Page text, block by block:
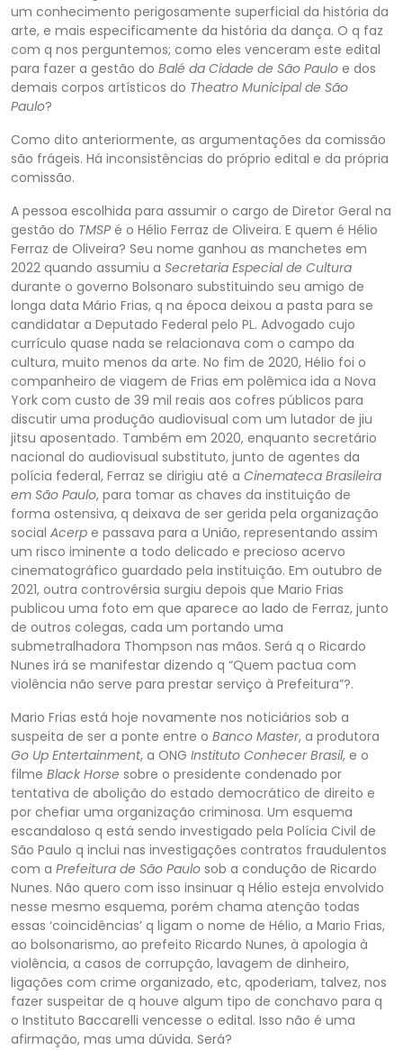
um conhecimento perigosamente superficial da história da
arte, e mais especificamente da história da dança. O q faz
com q nos perguntemos; como eles venceram este edital
para fazer a gestão do Balé da Cidade de São Paulo e dos
demais corpos artísticos do Theatro Municipal de São
Paulo?
Como dito anteriormente, as argumentações da comissão
são frágeis. Há inconsistências do próprio edital e da própria
comissão.
A pessoa escolhida para assumir o cargo de Diretor Geral na
gestão do TMSP é o Hélio Ferraz de Oliveira. E quem é Hélio
Ferraz de Oliveira? Seu nome ganhou as manchetes em
2022 quando assumiu a Secretaria Especial de Cultura
durante o governo Bolsonaro substituindo seu amigo de
longa data Mário Frias, q na época deixou a pasta para se
candidatar a Deputado Federal pelo PL. Advogado cujo
currículo quase nada se relacionava com o campo da
cultura, muito menos da arte. No fim de 2020, Hélio foi o
companheiro de viagem de Frias em polêmica ida a Nova
York com custo de 39 mil reais aos cofres públicos para
discutir uma produção audiovisual com um lutador de jiu
jitsu aposentado. Também em 2020, enquanto secretário
nacional do audiovisual substituto, junto de agentes da
polícia federal, Ferraz se dirigiu até a Cinemateca Brasileira
em São Paulo, para tomar as chaves da instituição de
forma ostensiva, q deixava de ser gerida pela organização
social Acerp e passava para a União, representando assim
um risco iminente a todo delicado e precioso acervo
cinematográfico guardado pela instituição. Em outubro de
2021, outra controvérsia surgiu depois que Mario Frias
publicou uma foto em que aparece ao lado de Ferraz, junto
de outros colegas, cada um portando uma
submetralhadora Thompson nas mãos. Será q o Ricardo
Nunes irá se manifestar dizendo q “Quem pactua com
violência não serve para prestar serviço à Prefeitura”?.
Mario Frias está hoje novamente nos noticiários sob a
suspeita de ser a ponte entre o Banco Master, a produtora
Go Up Entertainment, a ONG Instituto Conhecer Brasil, e o
filme Black Horse sobre o presidente condenado por
tentativa de abolição do estado democrático de direito e
por chefiar uma organização criminosa. Um esquema
escandaloso q está sendo investigado pela Polícia Civil de
São Paulo q inclui nas investigações contratos fraudulentos
com a Prefeitura de São Paulo sob a condução de Ricardo
Nunes. Não quero com isso insinuar q Hélio esteja envolvido
nesse mesmo esquema, porém chama atenção todas
essas ‘coincidências’ q ligam o nome de Hélio, a Mario Frias,
ao bolsonarismo, ao prefeito Ricardo Nunes, à apologia à
violência, a casos de corrupção, lavagem de dinheiro,
ligações com crime organizado, etc, qpoderiam, talvez, nos
fazer suspeitar de q houve algum tipo de conchavo para q
o Instituto Baccarelli vencesse o edital. Isso não é uma
afirmação, mas uma dúvida. Será?